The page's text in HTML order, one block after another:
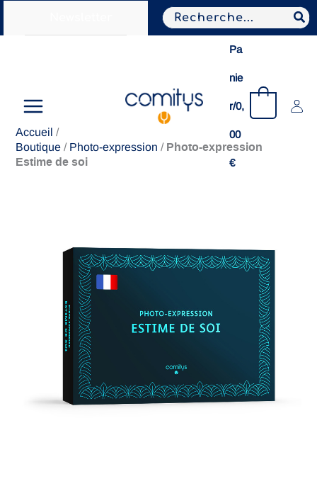
contenu
Search
for:
Pa
nie
r/0,
00
€
Accueil /
Boutique / Photo-expression / Photo-expression
Estime de soi